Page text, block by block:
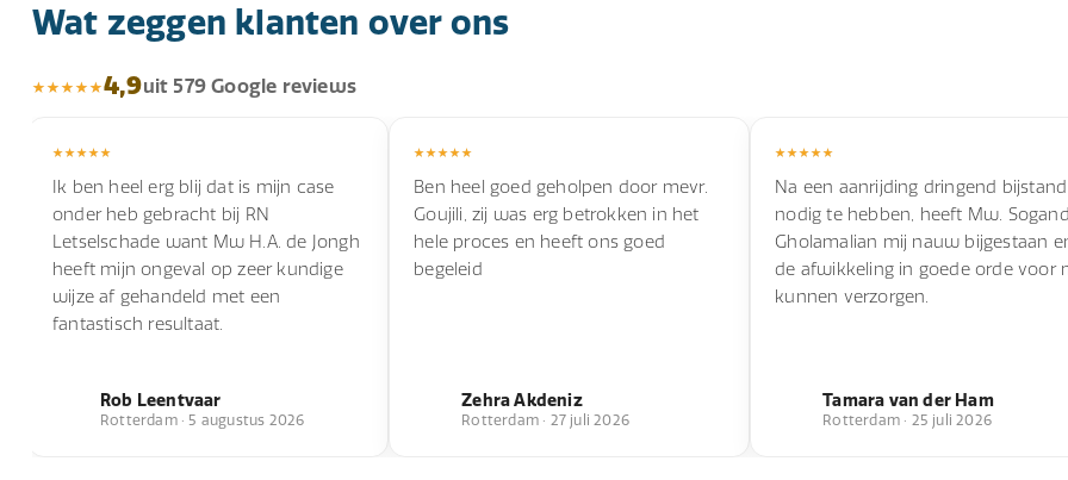
Wat zeggen klanten over ons
4,9uit 579 Google reviews
Ik ben heel erg blij dat is mijn case
onder heb gebracht bij RN
Letselschade want Mw H.A. de Jongh
heeft mijn ongeval op zeer kundige
wijze af gehandeld met een
fantastisch resultaat.
Rob Leentvaar
Rotterdam · 5 augustus 2026
Ben heel goed geholpen door mevr.
Goujili, zij was erg betrokken in het
hele proces en heeft ons goed
begeleid
Zehra Akdeniz
Rotterdam · 27 juli 2026
Na een aanrijding dringend bijstand
nodig te hebben, heeft Mw. Sogand
Gholamalian mij nauw bijgestaan
de afwikkeling in goede orde voor
kunnen verzorgen.
Tamara van der Ham
Rotterdam · 25 juli 2026